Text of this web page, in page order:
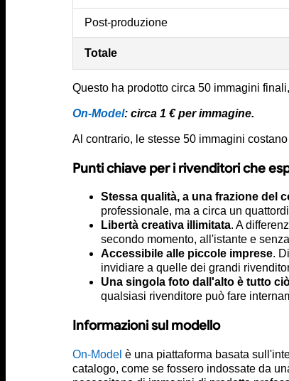
Post-produzione
Totale
Questo ha prodotto circa 50 immagini
On-Model: circa 1 € per immagine.
Al contrario, le stesse 50 immagini
Punti chiave per i rivenditori che
Stessa qualità, a una frazione del
professionale, ma a circa un
Libertà creativa illimitata. A
secondo momento, all'istante e
Accessibile alle piccole imprese.
invidiare a quelle dei grandi
Una singola foto dall'alto è tutto
qualsiasi rivenditore può fare
Informazioni sul modello
On-Model è una piattaforma basata
catalogo, come se fossero indossate da